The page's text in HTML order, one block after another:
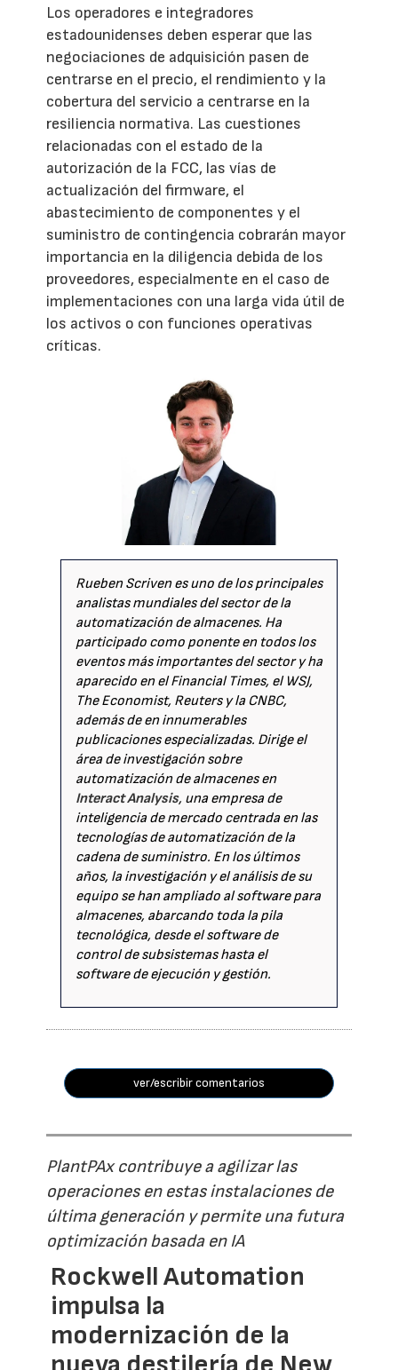
Los operadores e integradores
estadounidenses deben esperar que las
negociaciones de adquisición pasen de
centrarse en el precio, el rendimiento y la
cobertura del servicio a centrarse en la
resiliencia normativa. Las cuestiones
relacionadas con el estado de la
autorización de la FCC, las vías de
actualización del firmware, el
abastecimiento de componentes y el
suministro de contingencia cobrarán mayor
importancia en la diligencia debida de los
proveedores, especialmente en el caso de
implementaciones con una larga vida útil de
los activos o con funciones operativas
críticas.
Rueben Scriven es uno de los principales
analistas mundiales del sector de la
automatización de almacenes. Ha
participado como ponente en todos los
eventos más importantes del sector y ha
aparecido en el Financial Times, el WSJ,
The Economist, Reuters y la CNBC,
además de en innumerables
publicaciones especializadas. Dirige el
área de investigación sobre
automatización de almacenes en
Interact Analysis, una empresa de
inteligencia de mercado centrada en las
tecnologías de automatización de la
cadena de suministro. En los últimos
años, la investigación y el análisis de su
equipo se han ampliado al software para
almacenes, abarcando toda la pila
tecnológica, desde el software de
control de subsistemas hasta el
software de ejecución y gestión.
ver/escribir comentarios
PlantPAx contribuye a agilizar las
operaciones en estas instalaciones de
última generación y permite una futura
optimización basada en IA
Rockwell Automation
impulsa la
modernización de la